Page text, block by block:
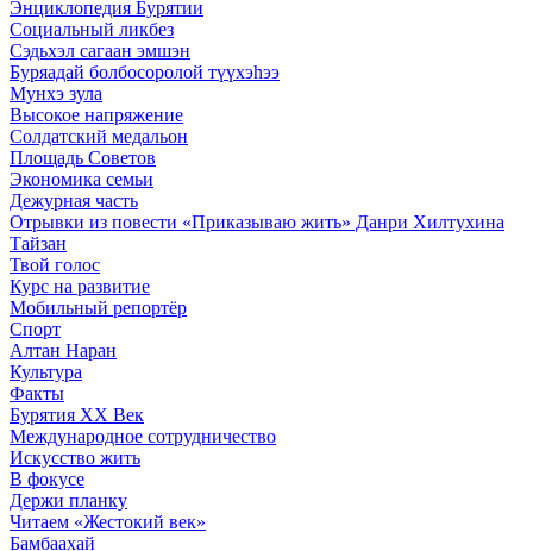
Энциклопедия Бурятии
Социальный ликбез
Сэдьхэл сагаан эмшэн
Буряадай болбосоролой түүхэhээ
Мунхэ зула
Высокое напряжение
Солдатский медальон
Площадь Советов
Экономика семьи
Дежурная часть
Отрывки из повести «Приказываю жить» Данри Хилтухина
Тайзан
Твой голос
Курс на развитие
Мобильный репортёр
Спорт
Алтан Наран
Культура
Факты
Бурятия XX Век
Международное сотрудничество
Искусство жить
В фокусе
Держи планку
Читаем «Жестокий век»
Бамбаахай